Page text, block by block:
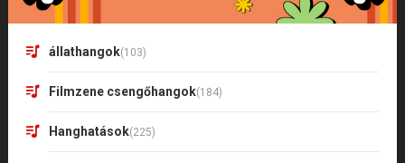
állathangok(103)
Filmzene csengőhangok(184)
Hanghatások(225)